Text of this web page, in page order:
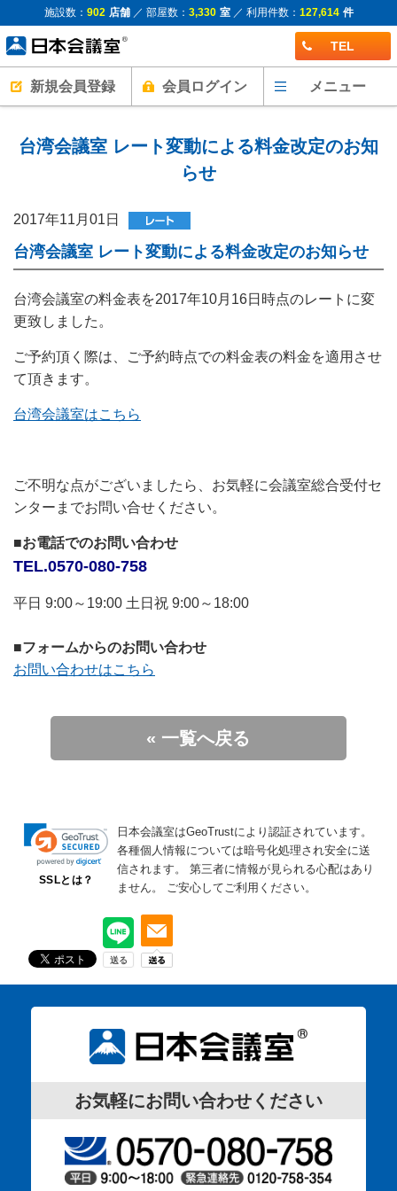
施設数： 902 店舗／ 部屋数： 3,330 室／ 利用件数： 127,614 件
TEL
新規会員登録 会員ログイン メニュー
台湾会議室 レート変動による料金改定のお知
らせ
2017年11月01日
台湾会議室 レート変動による料金改定のお知らせ
台湾会議室の料金表を2017年10月16日時点のレートに変
更致しました。
ご予約頂く際は、ご予約時点での料金表の料金を適用させ
て頂きます。
台湾会議室はこちら
ご不明な点がございましたら、お気軽に会議室総合受付セ
ンターまでお問い合せください。
■お電話でのお問い合わせ
TEL.0570-080-758
平日 9:00～19:00 土日祝 9:00～18:00
■フォームからのお問い合わせ
お問い合わせはこちら
« 一覧へ戻る
SSLとは？
日本会議室はGeoTrustにより認証されています。
各種個人情報については暗号化処理され安全に送
信されます。
第三者に情報が見られる心配はあり
ません。
ご安心してご利用ください。
お気軽にお問い合わせください